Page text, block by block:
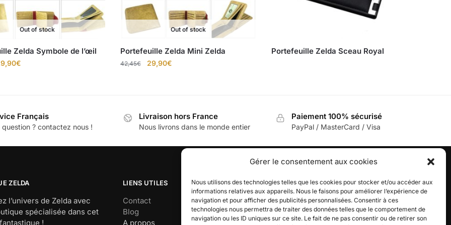
Gérer le consentement aux cookies
Nous utilisons des technologies telles que les cookies pour stocker et/ou accéder aux
informations relatives aux appareils. Nous le faisons pour améliorer l’expérience de
navigation et pour afficher des publicités personnalisées. Consentir à ces
technologies nous permettra de traiter des données telles que le comportement de
navigation ou les ID uniques sur ce site. Le fait de ne pas consentir ou de retirer son
Out of stock
Zelda Symbole de l’œil
€
Out of stock
Portefeuille Zelda Mini Zelda
42,45€
Le
29,90€Le
Portefeuille Zelda Sceau Royal
Français
question ? contactez nous !
Livraison hors France
Nous livrons dans le monde entier
Paiement 100% sécurisé
PayPal / MasterCard / Visa
ZELDA
l’univers de Zelda avec
spécialisée dans cet
!
LIENS UTILES
Contact
Blog
A propos
AUTRES
Politique de confidentialité
Politique de cookies (UE)
Mentions légales